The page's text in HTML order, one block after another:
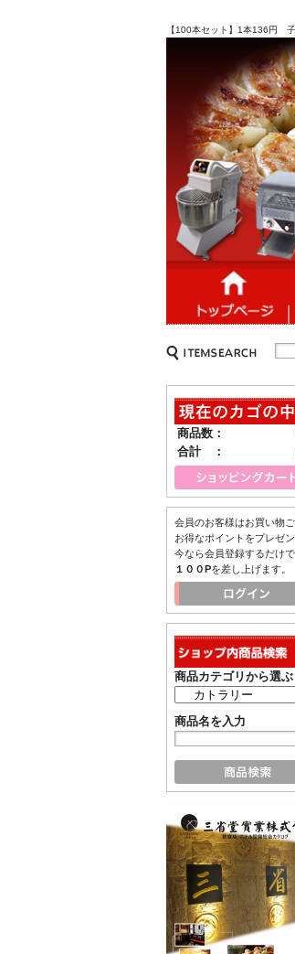
【100本セット】1本136円
商品数：
合計 ：
会員のお客様はお買い物
お得なポイントをプレゼン
今なら会員登録するだけで
１００Pを差し上げます。
商品カテゴリから選ぶ
商品名を入力